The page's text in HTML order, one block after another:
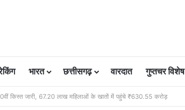
भारत छत्तीसगढ़ वारदात गुप्तचर विशेष
की रफ्तार तेज, बजट आवंटन 24 गुना बढ़ा; 36 परियोजनाओं पर चल रहा काम